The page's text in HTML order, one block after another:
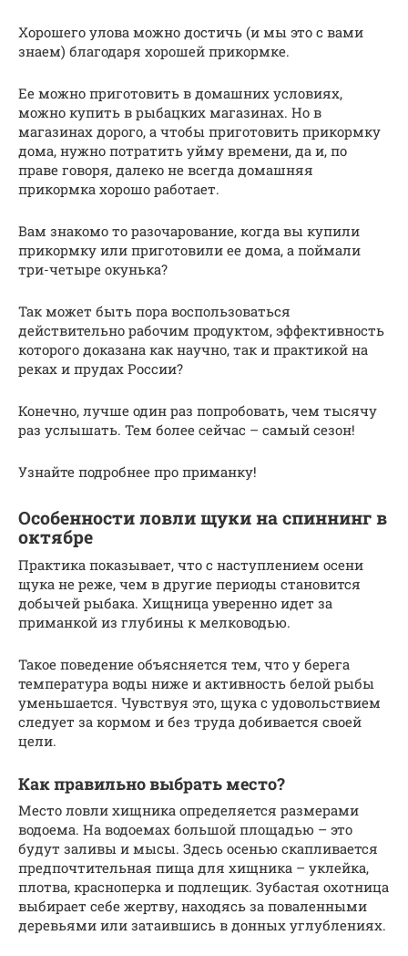
Хорошего улова можно достичь (и мы это с вами
знаем) благодаря хорошей прикормке.
Ее можно приготовить в домашних условиях,
можно купить в рыбацких магазинах. Но в
магазинах дорого, а чтобы приготовить прикормку
дома, нужно потратить уйму времени, да и, по
праве говоря, далеко не всегда домашняя
прикормка хорошо работает.
Вам знакомо то разочарование, когда вы купили
прикормку или приготовили ее дома, а поймали
три-четыре окунька?
Так может быть пора воспользоваться
действительно рабочим продуктом, эффективность
которого доказана как научно, так и практикой на
реках и прудах России?
Конечно, лучше один раз попробовать, чем тысячу
раз услышать. Тем более сейчас – самый сезон!
Узнайте подробнее про приманку!
Особенности ловли щуки на спиннинг в
октябре
Практика показывает, что с наступлением осени
щука не реже, чем в другие периоды становится
добычей рыбака. Хищница уверенно идет за
приманкой из глубины к мелководью.
Такое поведение объясняется тем, что у берега
температура воды ниже и активность белой рыбы
уменьшается. Чувствуя это, щука с удовольствием
следует за кормом и без труда добивается своей
цели.
Как правильно выбрать место?
Место ловли хищника определяется размерами
водоема. На водоемах большой площадью – это
будут заливы и мысы. Здесь осенью скапливается
предпочтительная пища для хищника – уклейка,
плотва, красноперка и подлещик. Зубастая охотница
выбирает себе жертву, находясь за поваленными
деревьями или затаившись в донных углублениях.